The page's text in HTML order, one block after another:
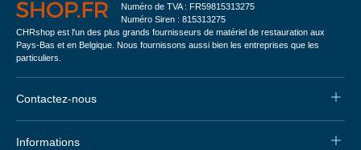
Numéro de TVA : FR59815313275
Numéro Siren : 815313275
CHRshop est l'un des plus grands fournisseurs de matériel de restauration aux
Pays-Bas et en Belgique. Nous fournissons aussi bien les entreprises que les
particuliers.
Contactez-nous
Informations